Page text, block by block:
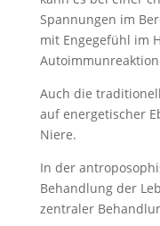
Spannungen im
mit Engegefühl im
Auch die
auf energetischer
Niere.
In der
Behandlung der
zentraler